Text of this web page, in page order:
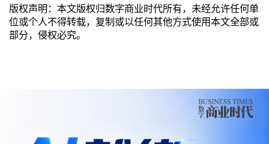
版权声明：本文版权归数字商业时代所有，未经允许任何单
位或个人不得转载，复制或以任何其他方式使用本文全部或
部分，侵权必究。